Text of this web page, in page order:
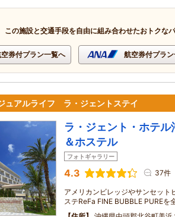
この施設と交通手段を自由に組み合わせたおトクな
券付プラン一覧へ 航空券付プラ
ュアルライフ ラ・ジェントステイ
ラ・ジェント・ホテ
＆ホステル
フォトギャラリー
4.3 37件
アメリカンビレッジやサンセット
ステReFa FINE BUBBLE PUREを